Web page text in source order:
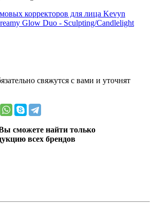
свяжутся с вами и уточнят
сможете найти только
всех брендов